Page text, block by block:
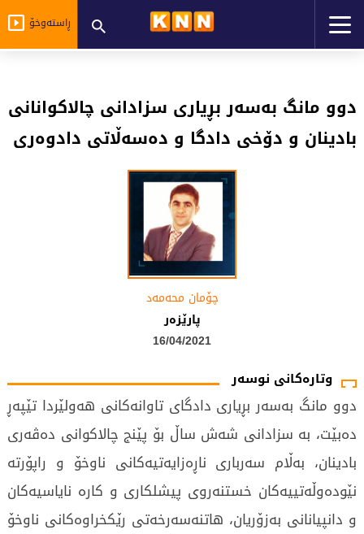
ڕاستەوخۆ
دوو مانگ بەسەر بڕیاری سزادانی چالاكوانانی
بادینان و دۆخی دادگا و دەسەڵاتی دادوەری
چۆمان محه‌مه‌د
پارێزەر
16/04/2021
وتارەکانی نوسەر
‌دوو مانگ به‌سه‌ر بڕیاری دادگای تاوانه‌كانی هه‌ولێردا تێپه‌ڕ
ده‌بێت، بە سزادانی شەش ساڵ بۆ پێنج چالاكوانی دەڤەری
بادینان، به‌ڵام سه‌رباری ناڕه‌زایه‌تیه‌كانی ناوخۆ و راپۆرته‌
نێوده‌وڵه‌تییه‌كان خستنەروی پیشلكاری و كارە نایاسیەكان
و دانپیانانی بەزۆریان، هاتنەسەرخەتی رێكخراوەكانی ناوخۆ